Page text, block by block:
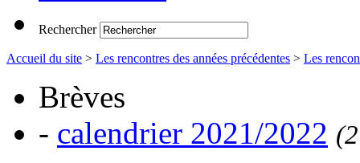
Rechercher
Accueil du site > Les rencontres des années précédentes > Les
Brèves
- calendrier 2021/2022